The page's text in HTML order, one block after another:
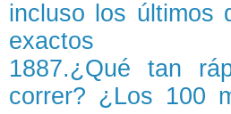
incluso los últimos
exactos
1887.¿Qué tan
correr? ¿Los 100